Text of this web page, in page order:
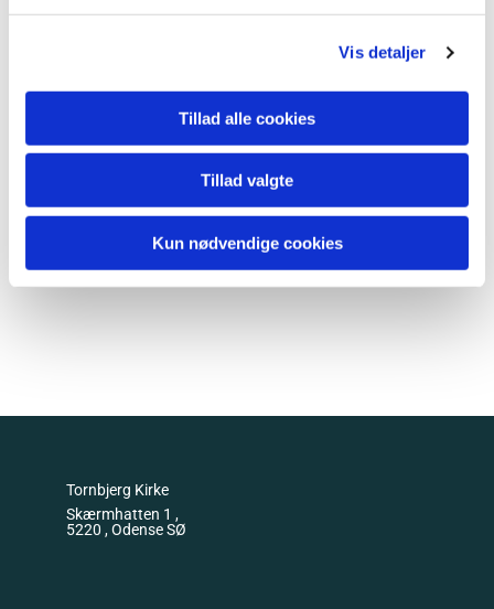
Vis detaljer
Tillad alle cookies
Tillad valgte
Kun nødvendige cookies
Tornbjerg Kirke
Skærmhatten 1 ,
5220 , Odense SØ